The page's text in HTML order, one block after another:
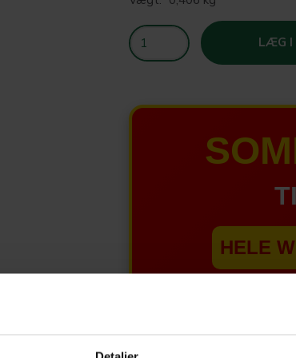
LÆG I
HELE
Tilbud